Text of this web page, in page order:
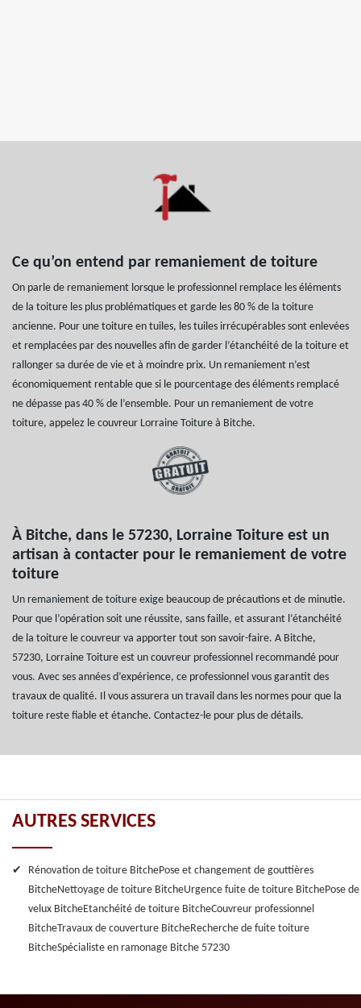
Ce qu’on entend par remaniement de toiture
On parle de remaniement lorsque le professionnel remplace les éléments
de la toiture les plus problématiques et garde les 80 % de la toiture
ancienne. Pour une toiture en tuiles, les tuiles irrécupérables sont enlevées
et remplacées par des nouvelles afin de garder l’étanchéité de la toiture et
rallonger sa durée de vie et à moindre prix. Un remaniement n’est
économiquement rentable que si le pourcentage des éléments remplacé
ne dépasse pas 40 % de l’ensemble. Pour un remaniement de votre
toiture, appelez le couvreur Lorraine Toiture à Bitche.
À Bitche, dans le 57230, Lorraine Toiture est un
artisan à contacter pour le remaniement de votre
toiture
Un remaniement de toiture exige beaucoup de précautions et de minutie.
Pour que l’opération soit une réussite, sans faille, et assurant l’étanchéité
de la toiture le couvreur va apporter tout son savoir-faire. A Bitche,
57230, Lorraine Toiture est un couvreur professionnel recommandé pour
vous. Avec ses années d’expérience, ce professionnel vous garantit des
travaux de qualité. Il vous assurera un travail dans les normes pour que la
toiture reste fiable et étanche. Contactez-le pour plus de détails.
AUTRES SERVICES
Rénovation de toiture BitchePose et changement de gouttières
BitcheNettoyage de toiture BitcheUrgence fuite de toiture BitchePose de
velux BitcheEtanchéité de toiture BitcheCouvreur professionnel
BitcheTravaux de couverture BitcheRecherche de fuite toiture
BitcheSpécialiste en ramonage Bitche 57230